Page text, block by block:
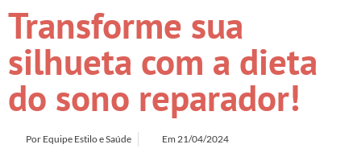
Transforme sua
silhueta com a dieta
do sono reparador!
Por Equipe Estilo e Saúde Em 21/04/2024